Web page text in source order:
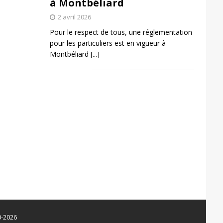
à Montbéliard
2 avril 2026
Pour le respect de tous, une réglementation
pour les particuliers est en vigueur à
Montbéliard [...]
2026